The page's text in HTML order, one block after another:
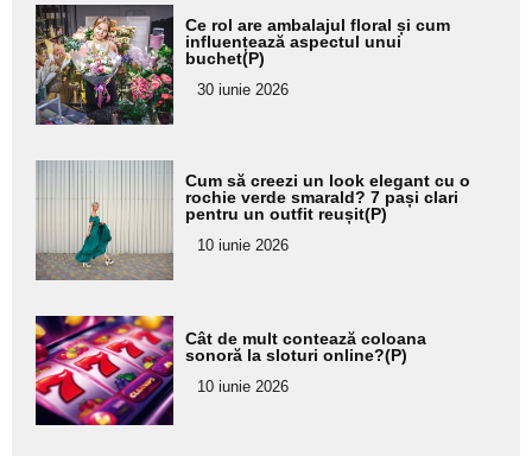
Adaugă
aici textul
pentru
subtitlu
Ce rol are ambalajul floral și cum
influențează aspectul unui
buchet(P)
30 iunie 2026
Adaugă
aici textul
pentru
subtitlu
Cum să creezi un look elegant cu o
rochie verde smarald? 7 pași clari
pentru un outfit reușit(P)
10 iunie 2026
Adaugă
aici textul
pentru
subtitlu
Cât de mult contează coloana
sonoră la sloturi online?(P)
10 iunie 2026